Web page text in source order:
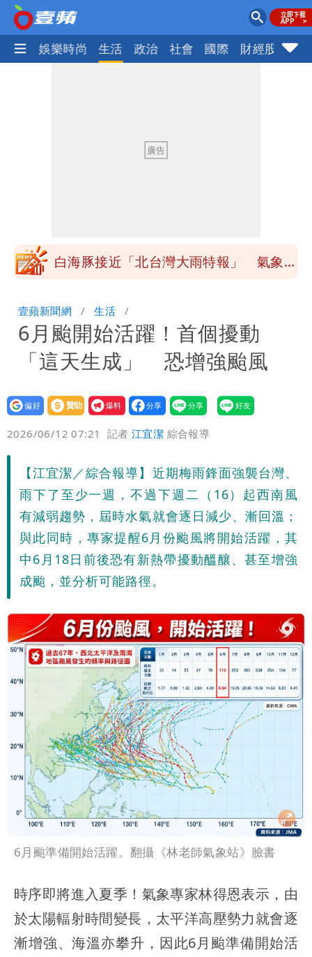
熱門 娛樂時尚 生活 政治 社會 國際 財經股市
交往3個月閃嫁農業處科長
柯文哲陪媽媽過父親節 分享「爸爸留給
恐下500毫米
白海豚接近「北台灣大雨特報」 氣象
原因「模仿超人力霸王」
原本對小S印象差 家長曝她「私下1舉
動」徹底改觀
姜厚任小24歲女友「舊身分」曝光！昔
交往3個月閃嫁農業處科長
柯文哲陪媽媽過父親節 分享「爸爸留給
我最重要的一課」
壹蘋新聞網 生活
6月颱開始活躍！首個擾動
「這天生成」 恐增強颱風
設為
贊助
我要
爆料
2026/06/12 07:21 記者江宜潔 綜合報導
【江宜潔／綜合報導】近期梅雨鋒面強襲台灣、
雨下了至少一週，不過下週二（16）起西南風
有減弱趨勢，屆時水氣就會逐日減少、漸回溫；
與此同時，專家提醒6月份颱風將開始活躍，其
中6月18日前後恐有新熱帶擾動醞釀、甚至增強
成颱，並分析可能路徑。
6月颱準備開始活躍。翻攝《林老師氣象站》臉書
時序即將進入夏季！氣象專家林得恩表示，由
於太陽輻射時間變長，太平洋高壓勢力就會逐
漸增強、海溫亦攀升，因此6月颱準備開始活